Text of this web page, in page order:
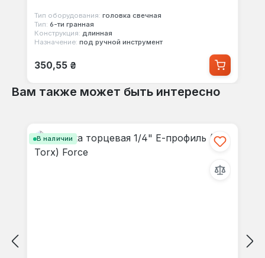
Тип оборудования: головка свечная
Тип: 6-ти гранная
Конструкция: длинная
Назначение: под ручной инструмент
Обычная цена:
350,55 ₴
Вам также может быть интересно
В наличии